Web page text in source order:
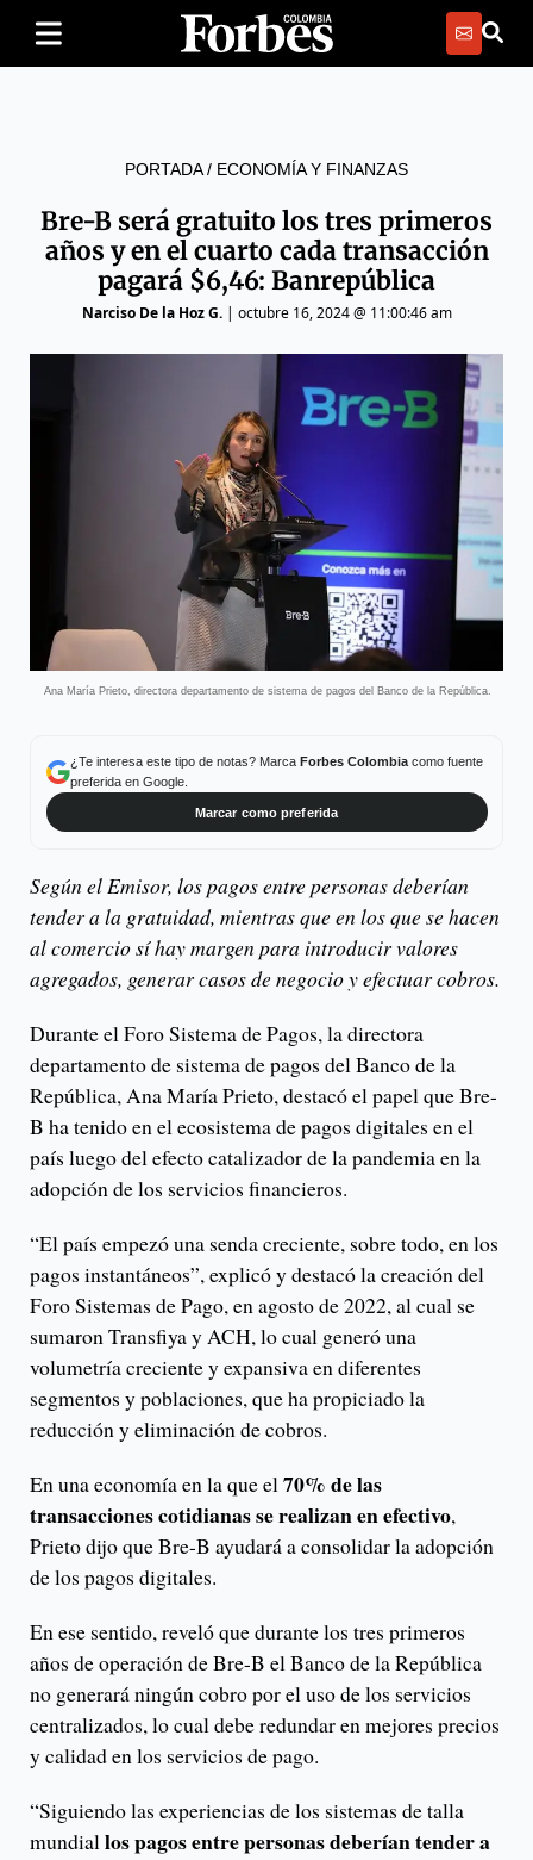
PORTADA/ ECONOMÍA Y FINANZAS
Bre-B será gratuito los tres primeros
años y en el cuarto cada transacción
pagará $6,46: Banrepública
Narciso De la Hoz G.| octubre 16, 2024 @ 11:00:46 am
Ana María Prieto, directora departamento de sistema de pagos del Banco de la República.
¿Te interesa este tipo de notas? Marca Forbes Colombiacomo fuente
preferida en Google.
Marcar como preferida
Según el Emisor, los pagos entre personas deberían
tender a la gratuidad, mientras que en los que se hacen
al comercio sí hay margen para introducir valores
agregados, generar casos de negocio y efectuar cobros.
Durante el Foro Sistema de Pagos, la directora
departamento de sistema de pagos del Banco de la
República, Ana María Prieto, destacó el papel que Bre-
B ha tenido en el ecosistema de pagos digitales en el
país luego del efecto catalizador de la pandemia en la
adopción de los servicios financieros.
“El país empezó una senda creciente, sobre todo, en los
pagos instantáneos”, explicó y destacó la creación del
Foro Sistemas de Pago, en agosto de 2022, al cual se
sumaron Transfiya y ACH, lo cual generó una
volumetría creciente y expansiva en diferentes
segmentos y poblaciones, que ha propiciado la
reducción y eliminación de cobros.
En una economía en la que el70% de las
transacciones cotidianas se realizan en efectivo,
Prieto dijo que Bre-B ayudará a consolidar la adopción
de los pagos digitales.
En ese sentido, reveló que durante los tres primeros
años de operación de Bre-B el Banco de la República
no generará ningún cobro por el uso de los servicios
centralizados, lo cual debe redundar en mejores precios
y calidad en los servicios de pago.
“Siguiendo las experiencias de los sistemas de talla
mundiallos pagos entre personas deberían tender a